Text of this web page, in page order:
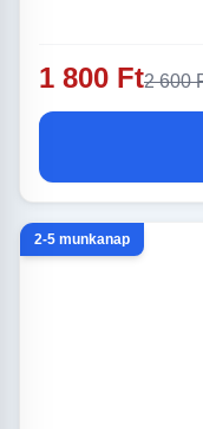
1 800 Ft2 600
2-5 munkanap